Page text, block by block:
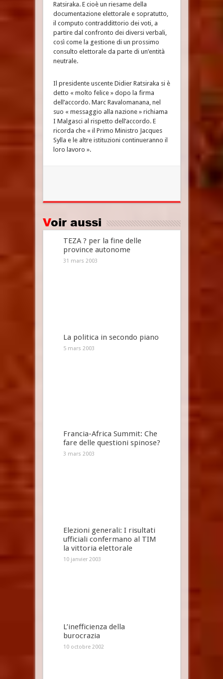
Ratsiraka. E cioè un riesame della
documentazione elettorale e sopratutto,
il computo contraddittorio dei voti, a
partire dal confronto dei diversi verbali,
così come la gestione di un prossimo
consulto elettorale da parte di un’entità
neutrale.
Il presidente uscente Didier Ratsiraka si è
detto « molto felice » dopo la firma
dell’accordo. Marc Ravalomanana, nel
suo « messaggio alla nazione » richiama
I Malgasci al rispetto dell’accordo. E
ricorda che « il Primo Ministro Jacques
Sylla e le altre istituzioni continueranno il
loro lavoro ».
Voir aussi
TEZA ? per la fine delle
province autonome
31 mars 2003
La politica in secondo piano
5 mars 2003
Francia-Africa Summit: Che
fare delle questioni spinose?
3 mars 2003
Elezioni generali: I risultati
ufficiali confermano al TIM
la vittoria elettorale
10 janvier 2003
L’inefficienza della
burocrazia
10 octobre 2002